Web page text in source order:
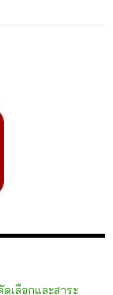
เลือกและสาระ